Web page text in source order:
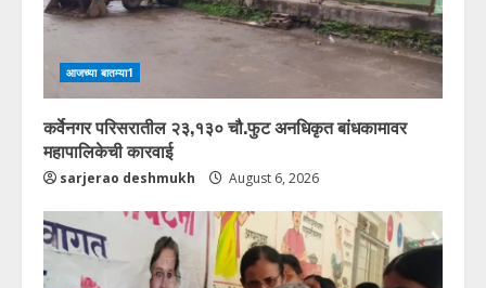
आजच्या बातम्या1
कर्वेनगर परिसरातील २३,१३० चौ.फुट अनधिकृत बांधकामावर
महापालिकेची कारवाई
sarjerao deshmukh August 6, 2026